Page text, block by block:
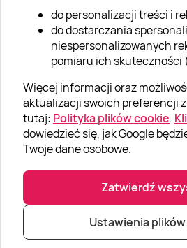
do personalizacji treści i
do dostarczania
niespersonalizowanych
pomiaru ich skuteczności
Więcej informacji oraz
aktualizacji swoich preferencji
tutaj: Polityka plików cookie.
dowiedzieć się, jak Google
Twoje dane osobowe.
Zatwierdź
Ustawienia
Klub Lojalnościowy
Dodaj recenzję
Informacje
GRUPA „SUPER PREZENTY“
© Super prezenty 2026|info@superprezenty.pl|22